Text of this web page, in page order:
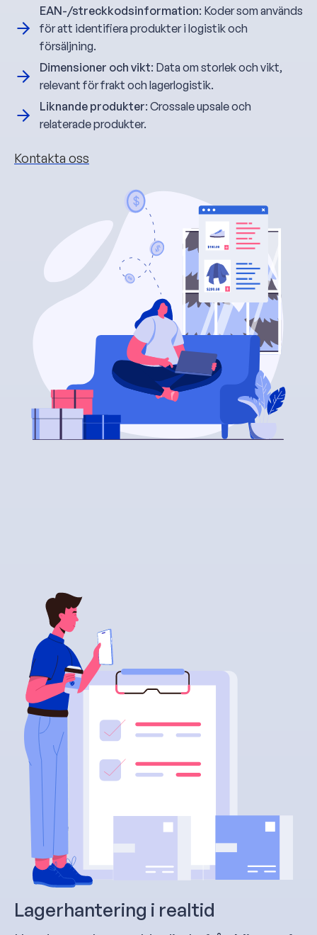
EAN-/streckkodsinformation: Koder som används
för att identifiera produkter i logistik och
försäljning.
Dimensioner och vikt: Data om storlek och vikt,
relevant för frakt och lagerlogistik.
Liknande produkter: Crossale upsale och
relaterade produkter.
Kontakta oss
Lagerhantering i realtid